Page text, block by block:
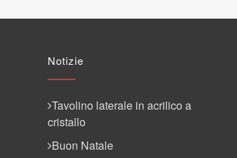
Notizie
Tavolino laterale in acrilico a
cristallo
Buon Natale